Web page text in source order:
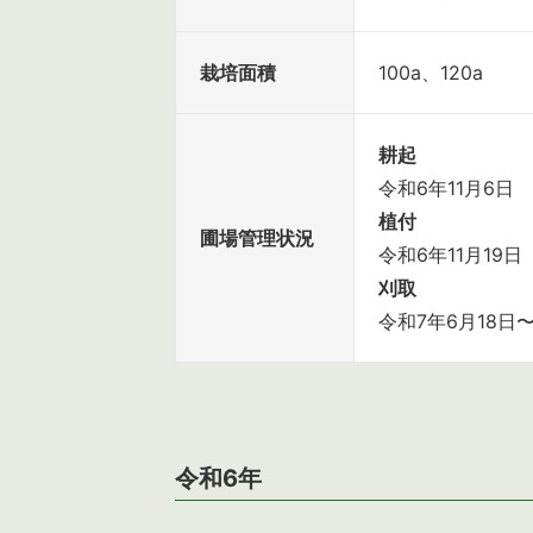
栽培面積 100a、120a
圃場管理状況
耕起
令和6年11月6日
植付
令和6年11月19日
刈取
令和7年6月18日
令和6年